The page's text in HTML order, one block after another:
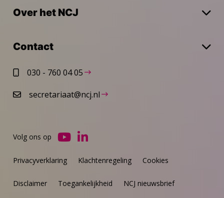
Over het NCJ
Contact
030 - 760 04 05
secretariaat@ncj.nl
Privacyverklaring Klachtenregeling Cookies
Disclaimer Toegankelijkheid NCJ nieuwsbrief
Volg ons op
Ga
YouTube
Ga
LinkedIn